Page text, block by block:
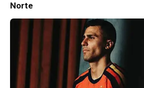
Norte